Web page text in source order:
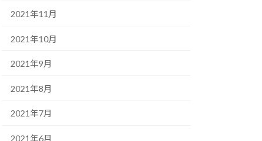
2021年11月
2021年10月
2021年9月
2021年8月
2021年7月
2021年6月